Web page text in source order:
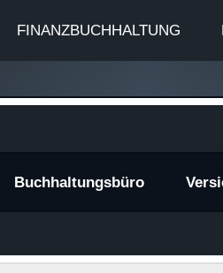
FINANZBUCHHALTUNG
Buchhaltungsbüro